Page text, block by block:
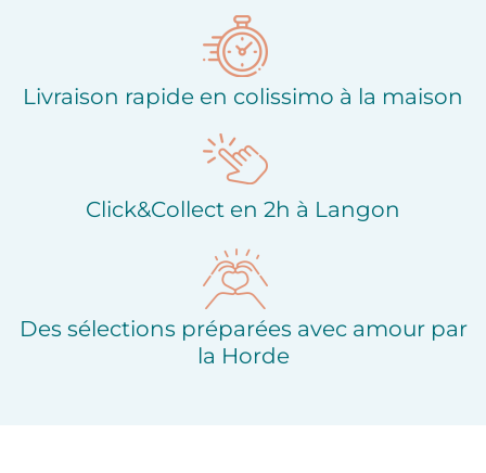
Livraison rapide en colissimo à la maison
Click&Collect en 2h à Langon
Des sélections préparées avec amour par
la Horde